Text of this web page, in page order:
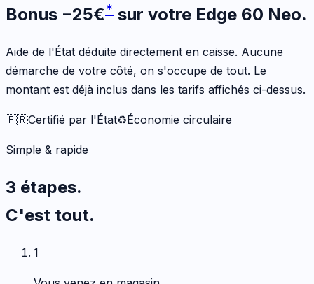
Bonus −25€* sur votre Edge 60 Neo.
Aide de l'État déduite directement en caisse. Aucune
démarche de votre côté, on s'occupe de tout. Le
montant est déjà inclus dans les tarifs affichés ci-dessus.
🇫🇷Certifié par l'État♻️Économie circulaire
Simple & rapide
3 étapes.
C'est tout.
1